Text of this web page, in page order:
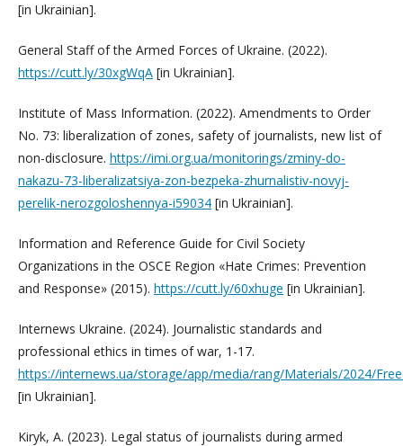
[in Ukrainian].
General Staff of the Armed Forces of Ukraine. (2022).
https://cutt.ly/30xgWqA [in Ukrainian].
Institute of Mass Information. (2022). Amendments to Order
No. 73: liberalization of zones, safety of journalists, new list of
non-disclosure. https://imi.org.ua/monitorings/zminy-do-
nakazu-73-liberalizatsiya-zon-bezpeka-zhurnalistiv-novyj-
perelik-nerozgoloshennya-i59034 [in Ukrainian].
Information and Reference Guide for Civil Society
Organizations in the OSCE Region «Hate Crimes: Prevention
and Response» (2015). https://cutt.ly/60xhuge [in Ukrainian].
Internews Ukraine. (2024). Journalistic standards and
professional ethics in times of war, 1-17.
https://internews.ua/storage/app/media/rang/Materials/2024/
[in Ukrainian].
Kiryk, A. (2023). Legal status of journalists during armed